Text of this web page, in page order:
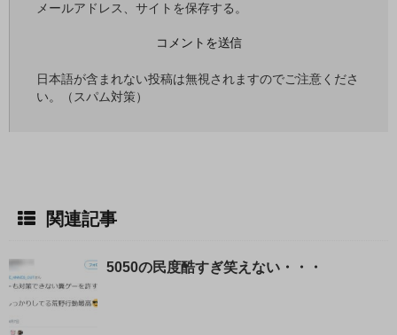
メールアドレス、サイトを保存する。
日本語が含まれない投稿は無視されますのでご注意くださ
い。（スパム対策）
関連記事
5050の民度酷すぎ笑えない・・・